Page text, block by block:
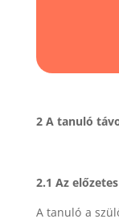
2 A tanuló
2.1 Az
A tanuló a